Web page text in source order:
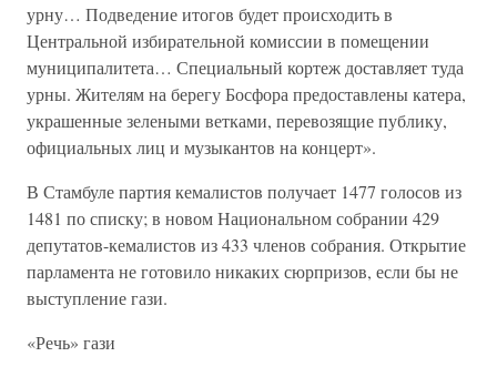
урну… Подведение итогов будет происходить в
Центральной избирательной комиссии в помещении
муниципалитета… Специальный кортеж доставляет туда
урны. Жителям на берегу Босфора предоставлены катера,
украшенные зелеными ветками, перевозящие публику,
официальных лиц и музыкантов на концерт».
В Стамбуле партия кемалистов получает 1477 голосов из
1481 по списку; в новом Национальном собрании 429
депутатов-кемалистов из 433 членов собрания. Открытие
парламента не готовило никаких сюрпризов, если бы не
выступление гази.
«Речь» гази